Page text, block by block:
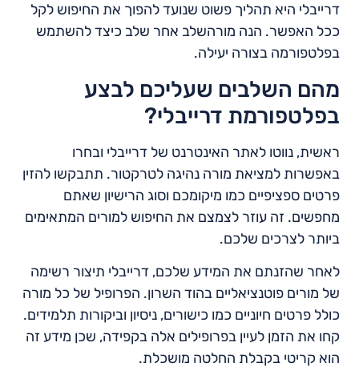
דרייבלי היא תהליך פשוט שנועד להפוך את החיפוש לקל
ככל האפשר. הנה מורהשלב אחר שלב כיצד להשתמש
בפלטפורמה בצורה יעילה.
מהם השלבים שעליכם לבצע
בפלטפורמת דרייבלי?
ראשית, נווטו לאתר האינטרנט של דרייבלי ובחרו
באפשרות למציאת מורה נהיגה לטרקטור. תתבקשו להזין
פרטים ספציפיים כמו מיקומכם וסוג הרישיון שאתם
מחפשים. זה עוזר לצמצם את החיפוש למורים המתאימים
ביותר לצרכים שלכם.
לאחר שהזנתם את המידע שלכם, דרייבלי תיצור רשימה
של מורים פוטנציאליים בהוד השרון. הפרופיל של כל מורה
כולל פרטים חיוניים כמו כישורים, ניסיון וביקורות תלמידים.
קחו את הזמן לעיין בפרופילים אלה בקפידה, שכן מידע זה
הוא קריטי בקבלת החלטה מושכלת.